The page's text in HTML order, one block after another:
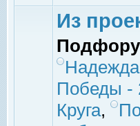
Из
Победы -
Круга,